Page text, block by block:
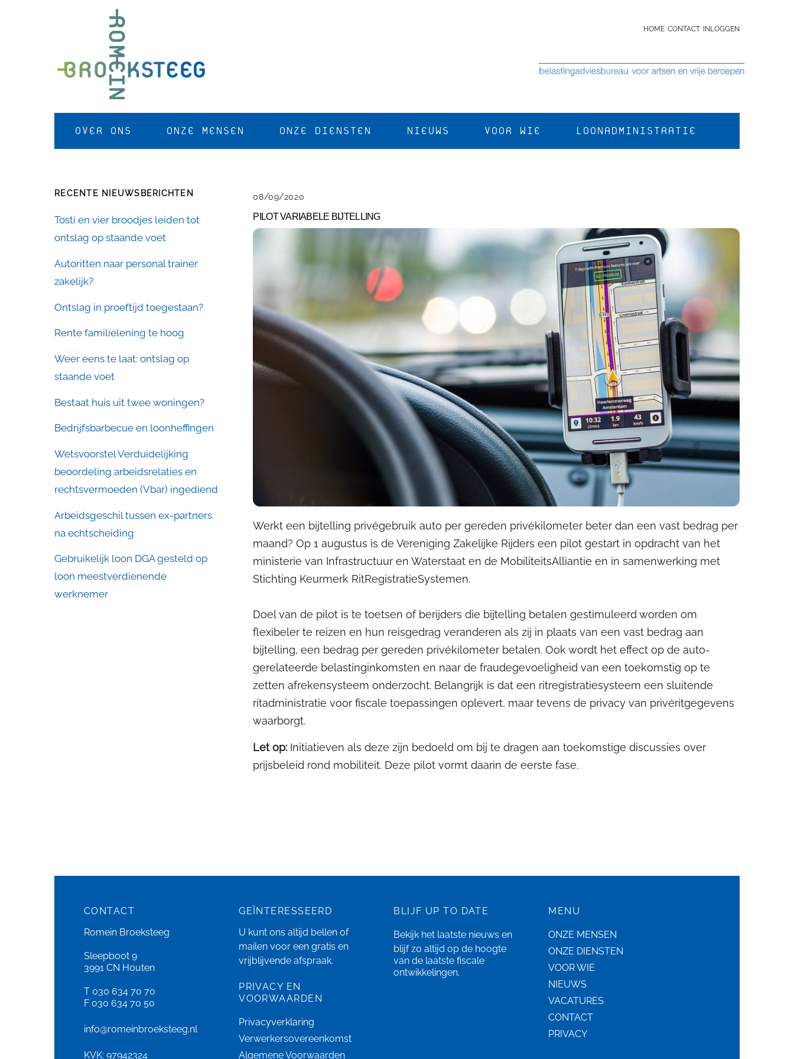
HOME CONTACT INLOGGEN
OVER ONS ONZE MENSEN ONZE DIENSTEN NIEUWS VOOR WIE LOONADMINISTRATIE
08/09/2020
PILOT VARIABELE BIJTELLING
Werkt een bijtelling privégebruik auto per gereden privékilometer beter dan een vast bedrag per
maand? Op 1 augustus is de Vereniging Zakelijke Rijders een pilot gestart in opdracht van het
ministerie van Infrastructuur en Waterstaat en de MobiliteitsAlliantie en in samenwerking met
Stichting Keurmerk RitRegistratieSystemen.
Doel van de pilot is te toetsen of berijders die bijtelling betalen gestimuleerd worden om
flexibeler te reizen en hun reisgedrag veranderen als zij in plaats van een vast bedrag aan
bijtelling, een bedrag per gereden privékilometer betalen. Ook wordt het effect op de auto-
gerelateerde belastinginkomsten en naar de fraudegevoeligheid van een toekomstig op te
zetten afrekensysteem onderzocht. Belangrijk is dat een ritregistratiesysteem een sluitende
ritadministratie voor fiscale toepassingen oplevert, maar tevens de privacy van privéritgegevens
waarborgt.
Let op: Initiatieven als deze zijn bedoeld om bij te dragen aan toekomstige discussies over
prijsbeleid rond mobiliteit. Deze pilot vormt daarin de eerste fase.
RECENTE NIEUWSBERICHTEN
Tosti en vier broodjes leiden tot
ontslag op staande voet
Autoritten naar personal trainer
zakelijk?
Ontslag in proeftijd toegestaan?
Rente familielening te hoog
Weer eens te laat: ontslag op
staande voet
Bestaat huis uit twee woningen?
Bedrijfsbarbecue en loonheffingen
Wetsvoorstel Verduidelijking
beoordeling arbeidsrelaties en
rechtsvermoeden (Vbar) ingediend
Arbeidsgeschil tussen ex-partners
na echtscheiding
Gebruikelijk loon DGA gesteld op
loon meestverdienende
werknemer
CONTACT
Romein Broeksteeg
Sleepboot 9
3991 CN Houten
T 030 634 70 70
F 030 634 70 50
info@romeinbroeksteeg.nl
KVK: 97942324
GEÏNTERESSEERD
U kunt ons altijd bellen of
mailen voor een gratis en
vrijblijvende afspraak.
PRIVACY EN
VOORWAARDEN
Privacyverklaring
Verwerkersovereenkomst
Algemene Voorwaarden
BLIJF UP TO DATE
Bekijk het laatste nieuws en
blijf zo altijd op de hoogte
van de laatste fiscale
ontwikkelingen.
MENU
ONZE MENSEN
ONZE DIENSTEN
VOOR WIE
NIEUWS
VACATURES
CONTACT
PRIVACY